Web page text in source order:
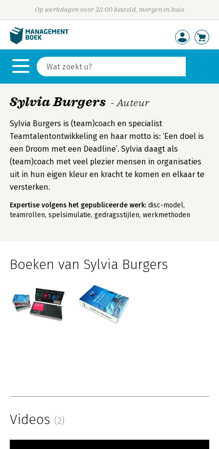
Op werkdagen voor 23:00 besteld, morgen in huis
Sylvia Burgers - Auteur
Sylvia Burgers is (team)coach en specialist
Teamtalentontwikkeling en haar motto is: ‘Een doel is
een Droom met een Deadline’. Sylvia daagt als
(team)coach met veel plezier mensen in organisaties
uit in hun eigen kleur en kracht te komen en elkaar te
versterken.
Expertise volgens het gepubliceerde werk: disc-model,
teamrollen, spelsimulatie, gedragsstijlen, werkmethoden
Boeken van Sylvia Burgers
Videos (2)